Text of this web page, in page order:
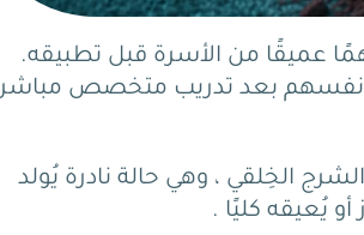
عميقًا من الأسرة قبل تطبيقه.
أنفسهم بعد تدريب متخصص مباشر
الخِلقي ، وهي حالة نادرة يُولد
يُعيقه كليًا .